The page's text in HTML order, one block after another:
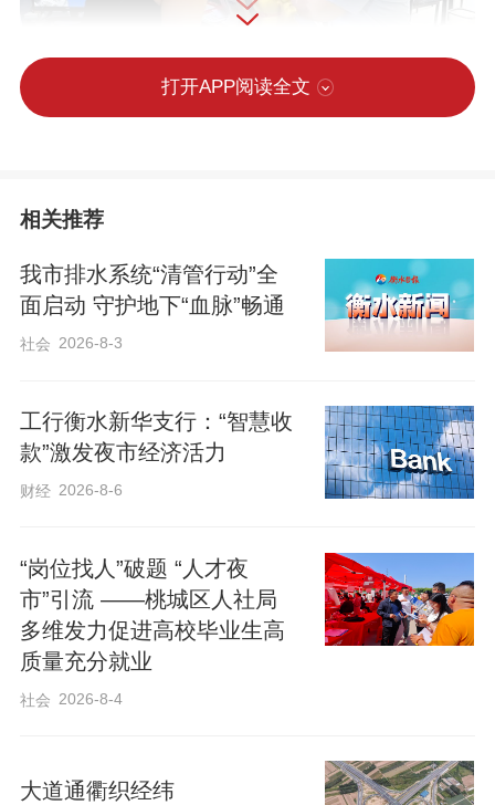
排查辖区夜市集中区域、烧烤一条街以及
外卖为主的无堂食餐饮集聚片区，检查业
态涵盖烧烤店、火锅店、大排档、网红外
卖店等热门夜间餐饮经营主体，全方位排
执法人员依托数字化监管平台，逐一核对
入网餐饮服务提供者的证照公示、经营地
址、经营范围等信息，确保线上线下信息
治安隐患及相关人员信息，严防无资质经
营、涉违法记录经营等行为。肉制品检查
方面，执法组重点抽检烧烤类肉制品，仔
细查验肉类原料进货渠道、索证索票、检
验检疫合格证明及储存条件，严格督促经
源可溯、去向可查。
打开APP阅读全文
相关推荐
我市排水系统“清管行动”全
面启动 守护地下“血脉”畅通
社会 2026-8-3
工行衡水新华支行：“智慧收
款”激发夜市经济活力
财经 2026-8-6
“岗位找人”破题 “人才夜
市”引流 ——桃城区人社局
多维发力促进高校毕业生高
质量充分就业
社会 2026-8-4
大道通衢织经纬